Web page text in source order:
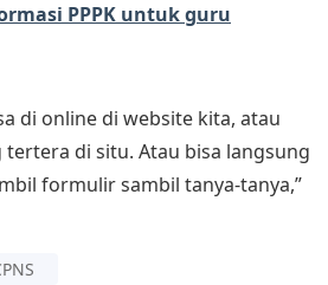
PPPK untuk guru
di online di website kita, atau
di situ. Atau bisa langsung
formulir sambil tanya-tanya,”